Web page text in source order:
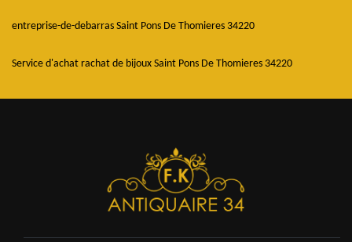
entreprise-de-debarras Saint Pons De Thomieres 34220
Service d'achat rachat de bijoux Saint Pons De Thomieres 34220